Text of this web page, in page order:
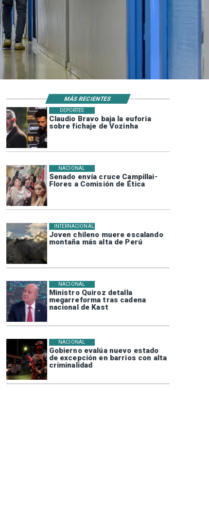
Claudio Bravo baja la euforia
sobre fichaje de Vozinha
DEPORTES
Senado envía cruce Campillai-
Flores a Comisión de Ética
NACIONAL
Joven chileno muere escalando
montaña más alta de Perú
INTERNACIONAL
Ministro Quiroz detalla
megarreforma tras cadena
nacional de Kast
NACIONAL
Gobierno evalúa nuevo estado
de excepción en barrios con alta
criminalidad
NACIONAL
MÁS RECIENTES